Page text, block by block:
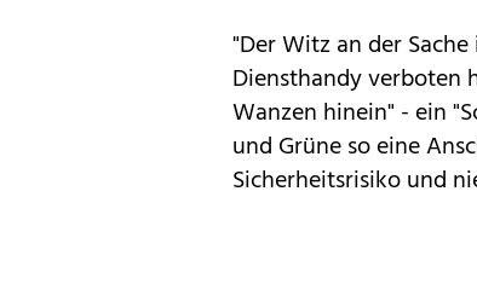
"Der Witz an der
Diensthandy verboten
Wanzen hinein" - ein
und Grüne so eine
Sicherheitsrisiko und